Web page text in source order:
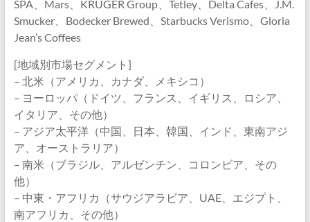
SPA、Mars、KRUGER Group、Tetley、Delta Cafes、J.M.
Smucker、Bodecker Brewed、Starbucks Verismo、Gloria
Jean’s Coffees
[地域別市場セグメント]
– 北米（アメリカ、カナダ、メキシコ）
– ヨーロッパ（ドイツ、フランス、イギリス、ロシア、
イタリア、その他）
– アジア太平洋（中国、日本、韓国、インド、東南アジ
ア、オーストラリア）
– 南米（ブラジル、アルゼンチン、コロンビア、その
他）
– 中東・アフリカ（サウジアラビア、UAE、エジプト、
南アフリカ、その他）